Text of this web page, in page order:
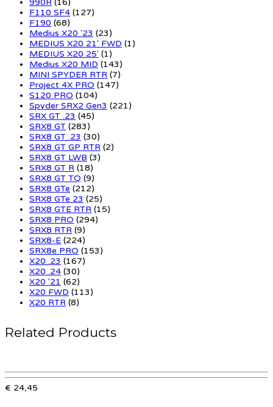
F110 SF4 (127)
F190 (68)
Medius X20 '23 (23)
MEDIUS X20 21' FWD (1)
MEDIUS X20 25' (1)
Medius X20 MID (143)
MINI SPYDER RTR (7)
Project 4X PRO (147)
S120 PRO (104)
Spyder SRX2 Gen3 (221)
SRX GT .23 (45)
SRX8 GT (283)
SRX8 GT .23 (30)
SRX8 GT GP RTR (2)
SRX8 GT LWB (3)
SRX8 GT R (18)
SRX8 GT TQ (9)
SRX8 GTe (212)
SRX8 GTe 23 (25)
SRX8 GTE RTR (15)
SRX8 PRO (294)
SRX8 RTR (9)
SRX8-E (224)
SRX8e PRO (153)
X20 .23 (167)
X20 .24 (30)
X20 '21 (62)
X20 FWD (113)
X20 RTR (8)
Related Products
€ 24,45